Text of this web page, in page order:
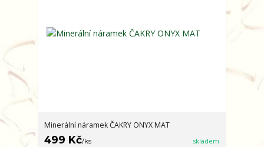
Minerální náramek ČAKRY ONYX MAT
499 Kč/ks skladem